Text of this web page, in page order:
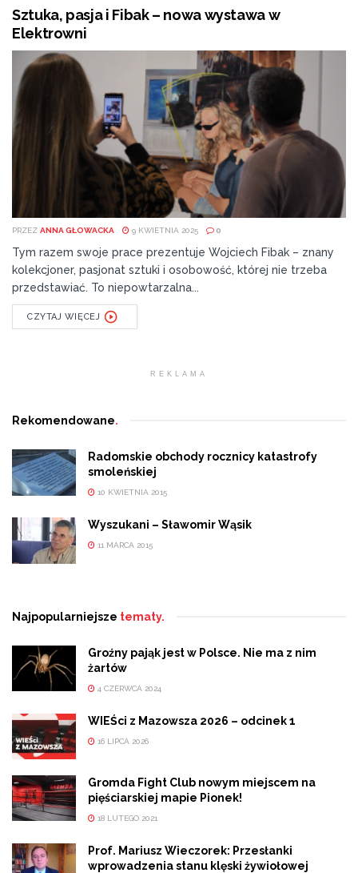
Sztuka, pasja i Fibak – nowa wystawa w
Elektrowni
PRZEZ ANNA GŁOWACKA 9 KWIETNIA 2025 0
Tym razem swoje prace prezentuje Wojciech Fibak – znany
kolekcjoner, pasjonat sztuki i osobowość, której nie trzeba
przedstawiać. To niepowtarzalna...
CZYTAJ WIĘCEJ
REKLAMA
Rekomendowane.
Radomskie obchody rocznicy katastrofy
smoleńskiej
10 KWIETNIA 2015
Wyszukani – Sławomir Wąsik
11 MARCA 2015
Najpopularniejsze tematy.
Groźny pająk jest w Polsce. Nie ma z nim
żartów
4 CZERWCA 2024
WIEŚci z Mazowsza 2026 – odcinek 1
16 LIPCA 2026
Gromda Fight Club nowym miejscem na
pięściarskiej mapie Pionek!
18 LUTEGO 2021
Prof. Mariusz Wieczorek: Przesłanki
wprowadzenia stanu klęski żywiołowej